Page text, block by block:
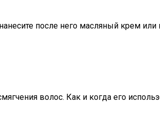
после него масляный крем
волос. Как и когда его